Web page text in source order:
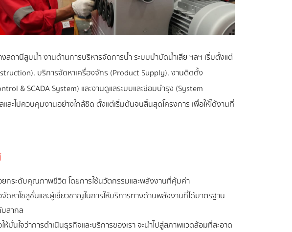
สถานีสูบน้ำ งานด้านการบริหารจัดการน้ำ ระบบบำบัดน้ำเสีย ฯลฯ เริ่มตั้งแต่
บริการจัดหาเครื่องจักร (Product Supply), งานติดตั้ง
& SCADA System) และงานดูแลระบบและซ่อมบำรุง (System
ะไปควบคุมงานอย่างใกล้ชิด ตั้งแต่เริ่มต้นจนสิ้นสุดโครงการ เพื่อให้ได้งานที่
ยกระดับคุณภาพชีวิต โดยการใช้นวัตกรรมและพลังงานที่คุ้มค่า
จัดหาโซลูชั่นและผู้เชี่ยวชาญในการให้บริการทางด้านพลังงานที่ได้มาตรฐาน
บสากล
ให้มั่นใจว่าการดำเนินธุรกิจและบริการของเรา จะนำไปสู่สภาพแวดล้อมที่สะอาด